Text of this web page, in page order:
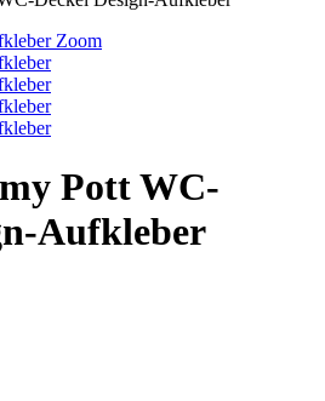
Zoom
Pott WC-
Aufkleber